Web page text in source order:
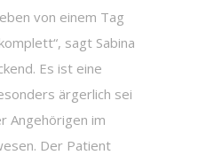
von einem Tag
sagt Sabina
Es ist eine
ärgerlich sei
Angehörigen im
Der Patient